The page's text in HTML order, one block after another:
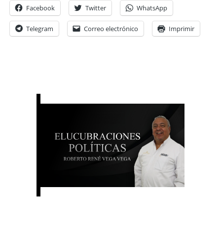
Facebook Twitter WhatsApp
Telegram Correo electrónico Imprimir